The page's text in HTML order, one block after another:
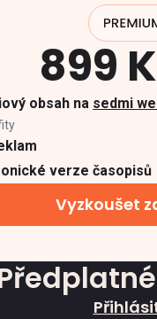
899
obsah na sedmi
verze časopisů
Vyzkoušet